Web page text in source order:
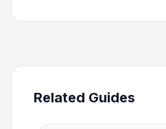
Related Guides